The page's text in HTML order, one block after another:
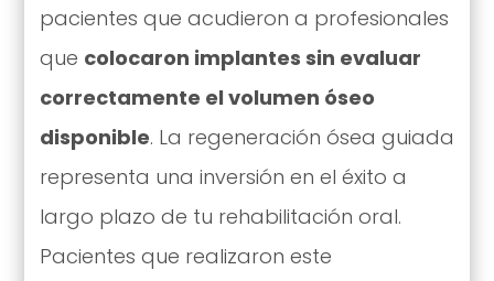
pacientes que acudieron a profesionales
que colocaron implantes sin evaluar
correctamente el volumen óseo
disponible. La regeneración ósea guiada
representa una inversión en el éxito a
largo plazo de tu rehabilitación oral.
Pacientes que realizaron este